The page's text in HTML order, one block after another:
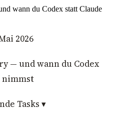
wann du Codex statt Claude
2026
— und wann du Codex
nimmst
Tasks ▾